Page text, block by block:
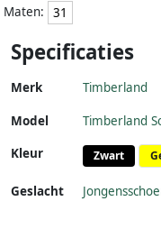
Maten:
31
Specificaties
Merk Timberland
Model
Timberland
Kleur
Zwart
Geslacht